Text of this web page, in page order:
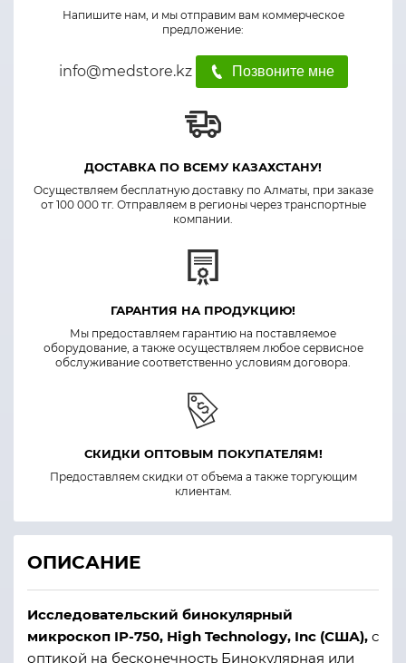
Напишите нам, и мы отправим вам коммерческое
предложение:
info@medstore.kz Позвоните мне
ДОСТАВКА ПО ВСЕМУ КАЗАХСТАНУ!
Осуществляем бесплатную доставку по Алматы, при заказе
от 100 000 тг. Отправляем в регионы через транспортные
компании.
ГАРАНТИЯ НА ПРОДУКЦИЮ!
Мы предоставляем гарантию на поставляемое
оборудование, а также осуществляем любое сервисное
обслуживание соответственно условиям договора.
СКИДКИ ОПТОВЫМ ПОКУПАТЕЛЯМ!
Предоставляем скидки от объема а также торгующим
клиентам.
ОПИСАНИЕ
Исследовательский бинокулярный
микроскоп IP-750, High Technology, Inc (США), с
оптикой на бесконечность Бинокулярная или